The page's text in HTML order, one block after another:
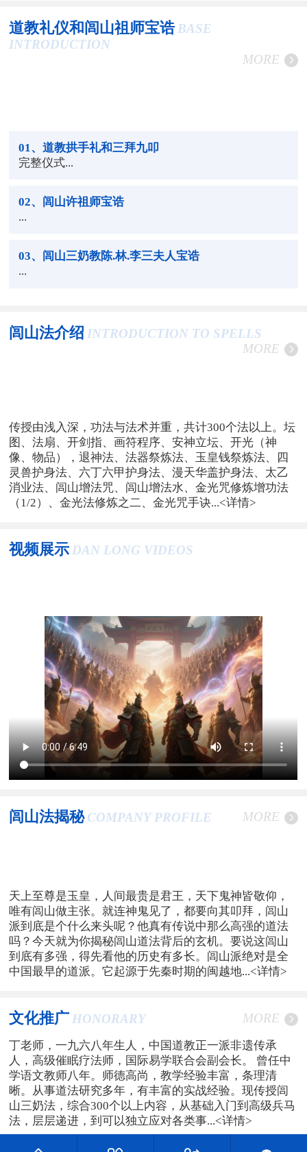
道教礼仪和闾山祖师宝诰 BASE
INTRODUCTION
MORE
01 、道教拱手礼和三拜九叩
完整仪式...
02、闾山许祖师宝诰
...
03、闾山三奶教陈.林.李三夫人宝诰
...
闾山法介绍 INTRODUCTION TO SPELLS
MORE
传授由浅入深，功法与法术并重，共计300个法以上。坛
图、法扇、开剑指、画符程序、安神立坛、开光（神
像、物品），退神法、法器祭炼法、玉皇钱祭炼法、四
灵兽护身法、六丁六甲护身法、漫天华盖护身法、太乙
消业法、闾山增法咒、闾山增法水、金光咒修炼增功法
（1/2）、金光法修炼之二、金光咒手诀...<详情>
视频展示 DAN LONG VIDEOS
闾山法揭秘 COMPANY PROFILE MORE
天上至尊是玉皇，人间最贵是君王，天下鬼神皆敬仰，
唯有闾山做主张。就连神鬼见了，都要向其叩拜，闾山
派到底是个什么来头呢？他真有传说中那么高强的道法
吗？今天就为你揭秘闾山道法背后的玄机。要说这闾山
到底有多强，得先看他的历史有多长。闾山派绝对是全
中国最早的道派。它起源于先秦时期的闽越地...<详情>
文化推广 HONORARY MORE
丁老师，一九六八年生人，中国道教正一派非遗传承
人，高级催眠疗法师，国际易学联合会副会长。 曾任中
学语文教师八年。师德高尚，教学经验丰富，条理清
晰。从事道法研究多年，有丰富的实战经验。现传授闾
山三奶法，综合300个以上内容，从基础入门到高级兵马
法，层层递进，到可以独立应对各类事...<详情>